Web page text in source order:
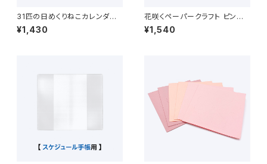
31匹の日めくりねこカレンダ
ー 卓上万年カレンダー
¥1,430
花咲くペーパークラフト ピンク
ローズ（6輪） 手作りキット
¥1,540